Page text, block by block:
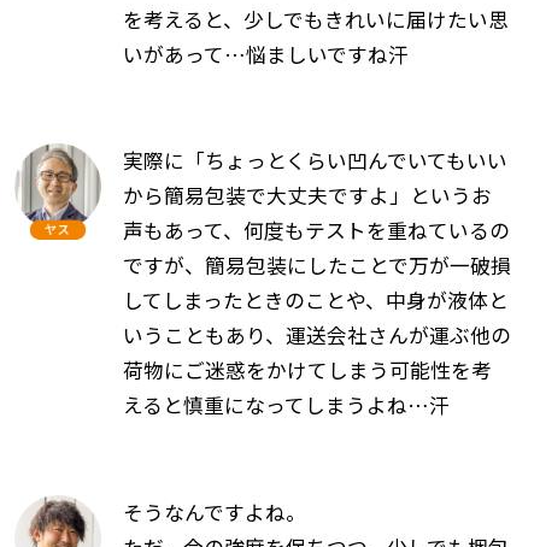
を考えると、少しでもきれいに届けたい思
いがあって…悩ましいですね汗
実際に「ちょっとくらい凹んでいてもいい
から簡易包装で大丈夫ですよ」というお
声もあって、何度もテストを重ねているの
ですが、簡易包装にしたことで万が一破損
してしまったときのことや、中身が液体と
いうこともあり、運送会社さんが運ぶ他の
荷物にご迷惑をかけてしまう可能性を考
えると慎重になってしまうよね…汗
そうなんですよね。